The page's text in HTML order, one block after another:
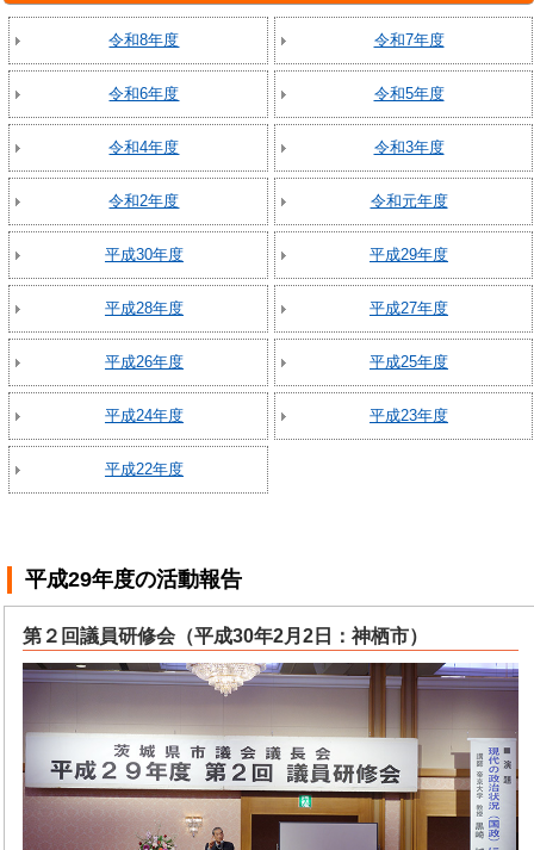
令和8年度 令和7年度
令和6年度 令和5年度
令和4年度 令和3年度
令和2年度 令和元年度
平成30年度 平成29年度
平成28年度 平成27年度
平成26年度 平成25年度
平成24年度 平成23年度
平成22年度
平成29年度の活動報告
第２回議員研修会（平成30年2月2日：神栖市）